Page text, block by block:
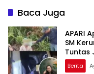
Baca Juga
APARI
SM
Tuntas
Berita